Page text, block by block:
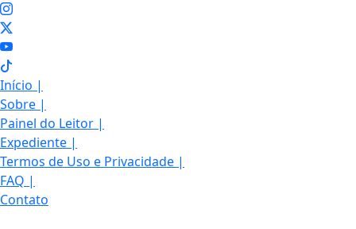
Início |
Sobre |
Painel do Leitor |
Expediente |
Termos de Uso e Privacidade |
FAQ |
Contato